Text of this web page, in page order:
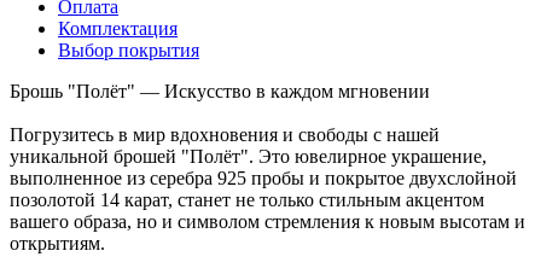
Оплата
Комплектация
Выбор покрытия
Брошь "Полёт" — Искусство в каждом мгновении
Погрузитесь в мир вдохновения и свободы с нашей
уникальной брошей "Полёт". Это ювелирное украшение,
выполненное из серебра 925 пробы и покрытое двухслойной
позолотой 14 карат, станет не только стильным акцентом
вашего образа, но и символом стремления к новым высотам и
открытиям.